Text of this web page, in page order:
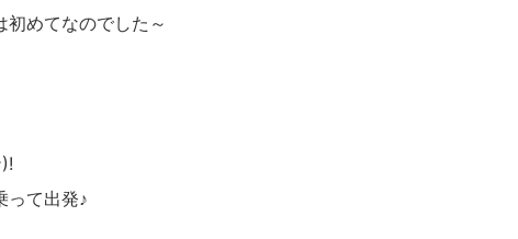
めてなのでした～
って出発♪